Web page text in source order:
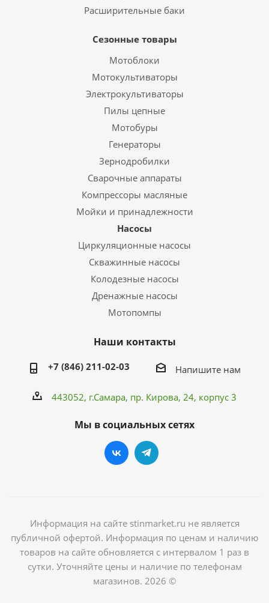
Расширительные баки
Сезонные товары
Мотоблоки
Мотокультиваторы
Электрокультиваторы
Пилы цепные
Мотобуры
Генераторы
Зернодробилки
Сварочные аппараты
Компрессоры масляные
Мойки и принадлежности
Насосы
Циркуляционные насосы
Скважинные насосы
Колодезные насосы
Дренажные насосы
Мотопомпы
Наши контакты
+7 (846) 211-02-03 Напишите нам
443052, г.Самара, пр. Кирова, 24, корпус 3
Мы в социальных сетях
Информация на сайте stinmarket.ru не является
публичной офертой. Информация по ценам и наличию
товаров на сайте обновляется с интервалом 1 раз в
сутки. Уточняйте цены и наличие по телефонам
магазинов. 2026 ©